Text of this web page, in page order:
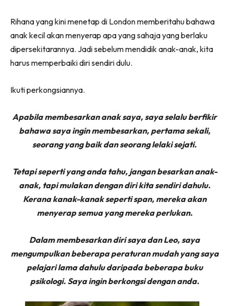
Rihana yang kini menetap di London memberitahu bahawa
anak kecil akan menyerap apa yang sahaja yang berlaku
dipersekitarannya. Jadi sebelum mendidik anak-anak, kita
harus memperbaiki diri sendiri dulu.
Ikuti perkongsiannya.
Apabila membesarkan anak saya, saya selalu berfikir
bahawa saya ingin membesarkan, pertama sekali,
seorang yang baik dan seorang lelaki sejati.
Tetapi seperti yang anda tahu, jangan besarkan anak-
anak, tapi mulakan dengan diri kita sendiri dahulu.
Kerana kanak-kanak seperti span, mereka akan
menyerap semua yang mereka perlukan.
Dalam membesarkan diri saya dan Leo, saya
mengumpulkan beberapa peraturan mudah yang saya
pelajari lama dahulu daripada beberapa buku
psikologi. Saya ingin berkongsi dengan anda.